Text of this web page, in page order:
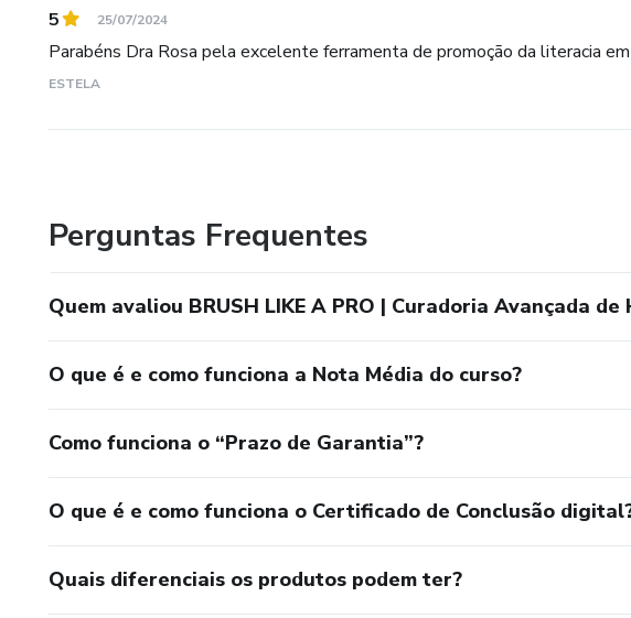
5 25/07/2024
Parabéns Dra Rosa pela excelente ferramenta de promoção da literacia
ESTELA
Perguntas Frequentes
Quem avaliou BRUSH LIKE A PRO | Curadoria Avançada
O que é e como funciona a Nota Média do curso?
Como funciona o “Prazo de Garantia”?
O que é e como funciona o Certificado de Conclusão
Quais diferenciais os produtos podem ter?